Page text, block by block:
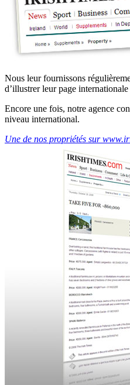
Nous leur fournissons
d’illustrer leur page
Encore une fois, notre agence
niveau international.
Une de nos propriétés sur